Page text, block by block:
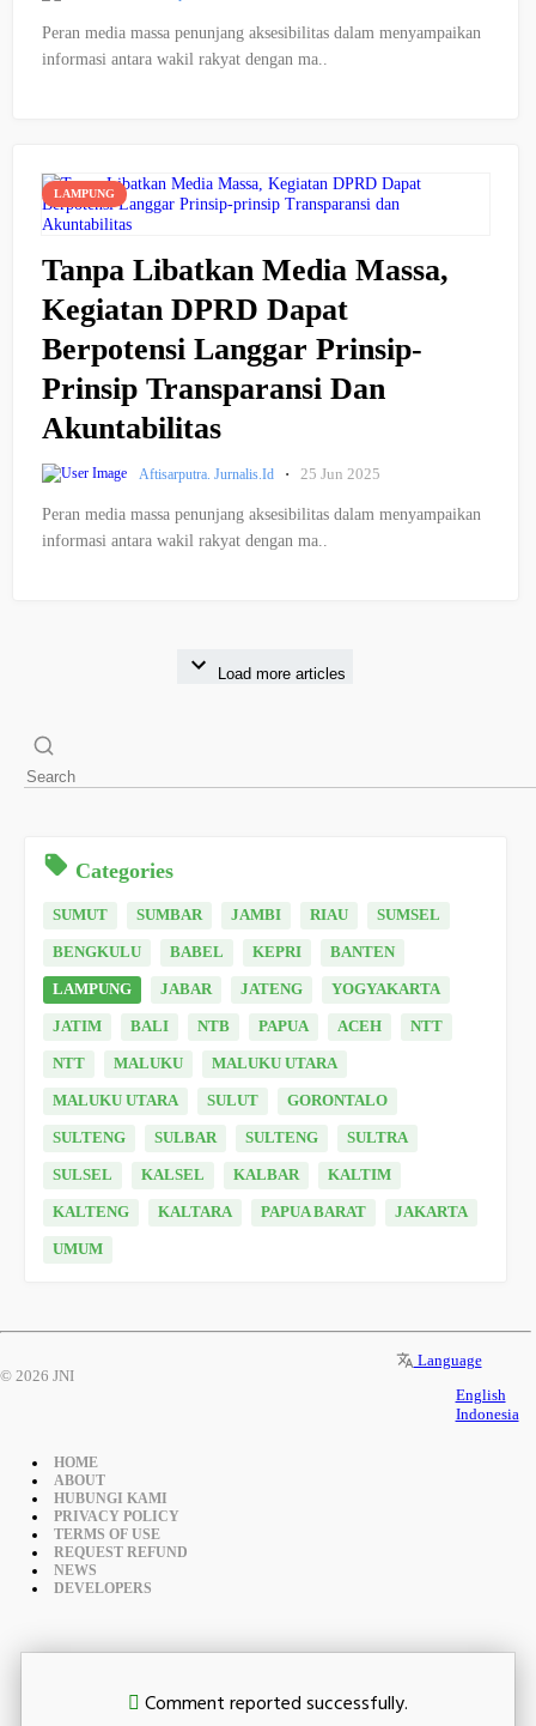
Peran media massa penunjang aksesibilitas dalam menyampaikan
informasi antara wakil rakyat dengan ma..
LAMPUNG
Tanpa Libatkan Media Massa,
Kegiatan DPRD Dapat
Berpotensi Langgar Prinsip-
Prinsip Transparansi Dan
Akuntabilitas
Aftisarputra. Jurnalis.id · 25 Jun 2025
Peran media massa penunjang aksesibilitas dalam menyampaikan
informasi antara wakil rakyat dengan ma..
Load more articles
Categories
SUMUT SUMBAR JAMBI RIAU SUMSEL
BENGKULU BABEL KEPRI BANTEN
LAMPUNG JABAR JATENG YOGYAKARTA
JATIM BALI NTB PAPUA ACEH NTT
NTT MALUKU MALUKU UTARA
MALUKU UTARA SULUT GORONTALO
SULTENG SULBAR SULTENG SULTRA
SULSEL KALSEL KALBAR KALTIM
KALTENG KALTARA PAPUA BARAT JAKARTA
UMUM
© 2026 JNI
Language
English
Indonesia
HOME
ABOUT
HUBUNGI KAMI
PRIVACY POLICY
TERMS OF USE
REQUEST REFUND
NEWS
DEVELOPERS
Comment reported successfully.